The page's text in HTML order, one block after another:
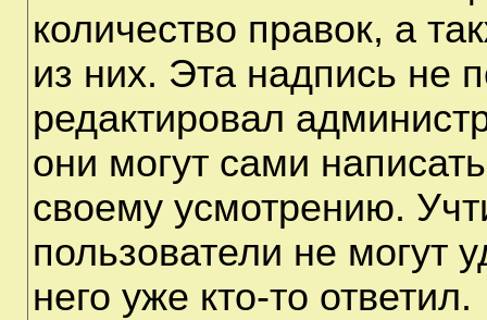
количество правок, а
из них. Эта надпись не
редактировал
они могут сами
своему усмотрению.
пользователи не могут
него уже кто-то ответил.